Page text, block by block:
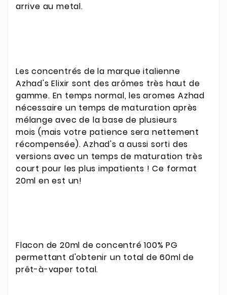
arrive au metal.
Les concentrés de la marque italienne
Azhad's Elixir sont des arômes très haut de
gamme. En temps normal, les aromes Azhad
nécessaire un temps de maturation après
mélange avec de la base de plusieurs
mois (mais votre patience sera nettement
récompensée). Azhad's a aussi sorti des
versions avec un temps de maturation très
court pour les plus impatients ! Ce format
20ml en est un!
Flacon de 20ml de concentré 100% PG
permettant d'obtenir un total de 60ml de
prêt-à-vaper total.